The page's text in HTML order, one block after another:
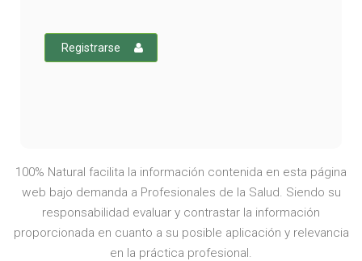
Registrarse
100% Natural facilita la información contenida en esta página
web bajo demanda a Profesionales de la Salud. Siendo su
responsabilidad evaluar y contrastar la información
proporcionada en cuanto a su posible aplicación y relevancia
en la práctica profesional.